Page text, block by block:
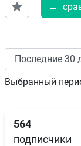
Выбранный
564
подписчики